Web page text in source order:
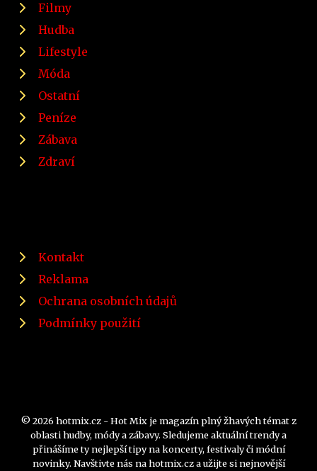
Filmy
Hudba
Lifestyle
Móda
Ostatní
Peníze
Zábava
Zdraví
Kontakt
Reklama
Ochrana osobních údajů
Podmínky použití
© 2026 hotmix.cz - Hot Mix je magazín plný žhavých témat z
oblasti hudby, módy a zábavy. Sledujeme aktuální trendy a
přinášíme ty nejlepší tipy na koncerty, festivaly či módní
novinky. Navštivte nás na hotmix.cz a užijte si nejnovější